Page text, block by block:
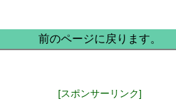
前のページに戻ります。
[スポンサーリンク]